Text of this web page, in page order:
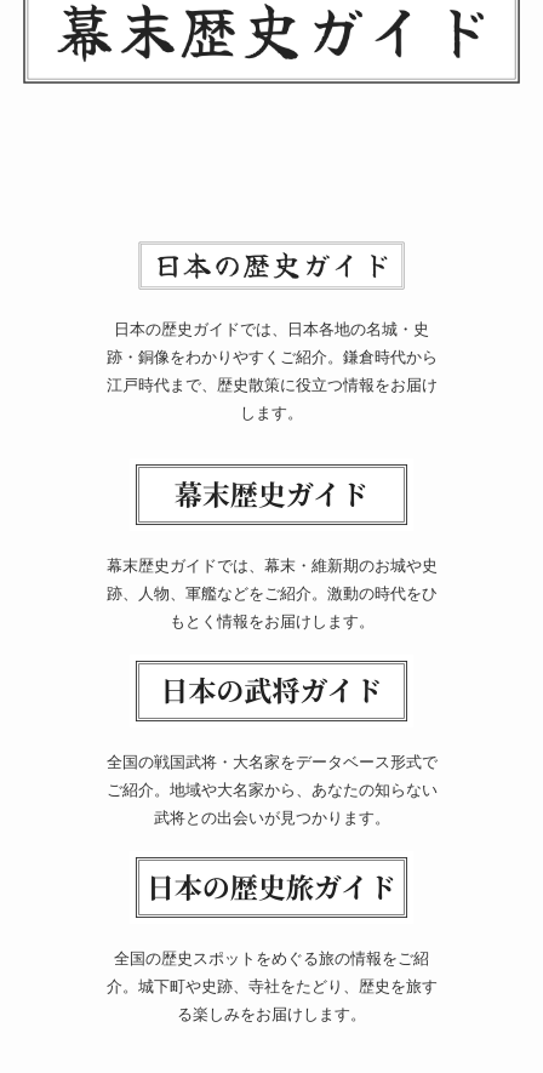
日本の歴史ガイドでは、日本各地の名城・史
跡・銅像をわかりやすくご紹介。鎌倉時代から
江戸時代まで、歴史散策に役立つ情報をお届け
します。
幕末歴史ガイドでは、幕末・維新期のお城や史
跡、人物、軍艦などをご紹介。激動の時代をひ
もとく情報をお届けします。
全国の戦国武将・大名家をデータベース形式で
ご紹介。地域や大名家から、あなたの知らない
武将との出会いが見つかります。
全国の歴史スポットをめぐる旅の情報をご紹
介。城下町や史跡、寺社をたどり、歴史を旅す
る楽しみをお届けします。